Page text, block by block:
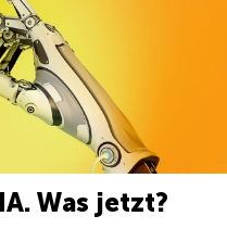
Was jetzt?